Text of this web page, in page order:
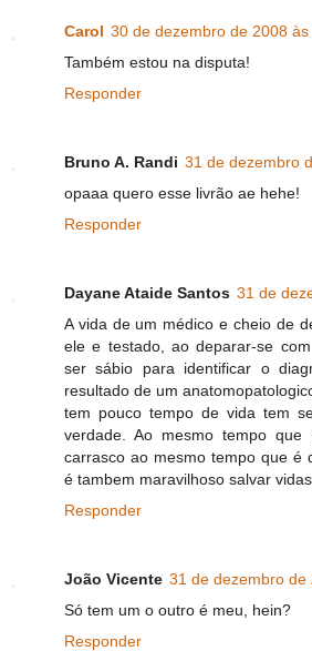
Carol 30 de dezembro de 2008 às
Também estou na disputa!
Responder
Bruno A. Randi 31 de dezembro
opaaa quero esse livrão ae hehe!
Responder
Dayane Ataide Santos 31 de
A vida de um médico e cheio de
ele e testado, ao deparar-se
ser sábio para identificar o
resultado de um
tem pouco tempo de vida tem
verdade. Ao mesmo tempo
carrasco ao mesmo tempo que é
é tambem maravilhoso salvar vidas.
Responder
João Vicente 31 de dezembro de
Só tem um o outro é meu, hein?
Responder